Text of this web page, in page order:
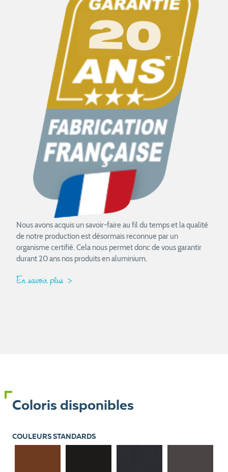
Nous avons acquis un savoir-faire au fil du temps et la qualité
de notre production est désormais reconnue par un
organisme certifié. Cela nous permet donc de vous garantir
durant 20 ans nos produits en aluminium.
En savoir plus
Coloris disponibles
COULEURS STANDARDS